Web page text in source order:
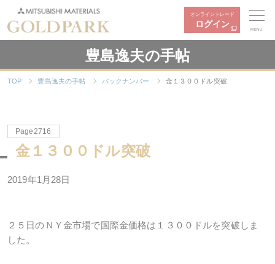
オンライントレード
ログイン
MENU
豊島逸夫の手帖
TOP 豊島逸夫の手帖 バックナンバー 金１３００ドル突破
Page2716
金１３００ドル突破
2019年1月28日
２５日のＮＹ金市場で国際金価格は１３００ドルを突破しま
した。